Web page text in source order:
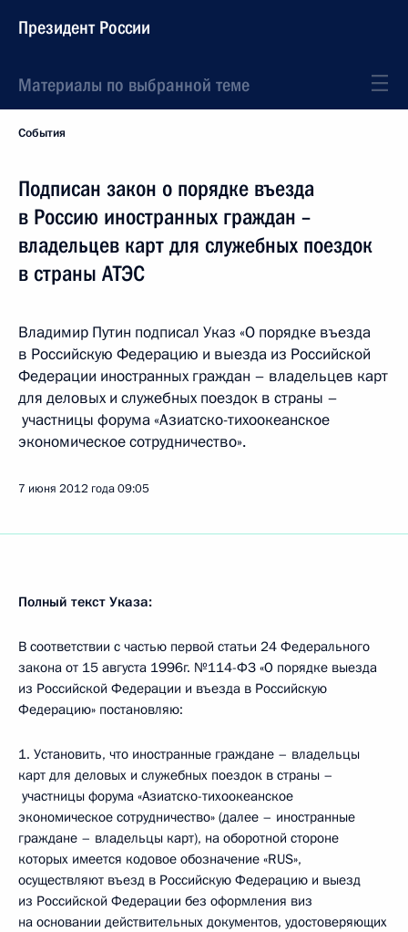
Президент России
Материалы по выбранной теме
События
Подписан закон о порядке въезда
в Россию иностранных граждан –
владельцев карт для служебных поездок
в страны АТЭС
Владимир Путин подписал Указ «О порядке въезда
в Российскую Федерацию и выезда из Российской
Федерации иностранных граждан – владельцев карт
для деловых и служебных поездок в страны –
участницы форума «Азиатско-тихоокеанское
экономическое сотрудничество».
7 июня 2012 года09:05
Полный текст Указа:
В соответствии с частью первой статьи 24 Федерального
закона от 15 августа 1996г. №114-ФЗ «О порядке выезда
из Российской Федерации и въезда в Российскую
Федерацию» постановляю:
1. Установить, что иностранные граждане – владельцы
карт для деловых и служебных поездок в страны –
участницы форума «Азиатско-тихоокеанское
экономическое сотрудничество» (далее – иностранные
граждане – владельцы карт), на оборотной стороне
которых имеется кодовое обозначение «RUS»,
осуществляют въезд в Российскую Федерацию и выезд
из Российской Федерации без оформления виз
на основании действительных документов, удостоверяющих